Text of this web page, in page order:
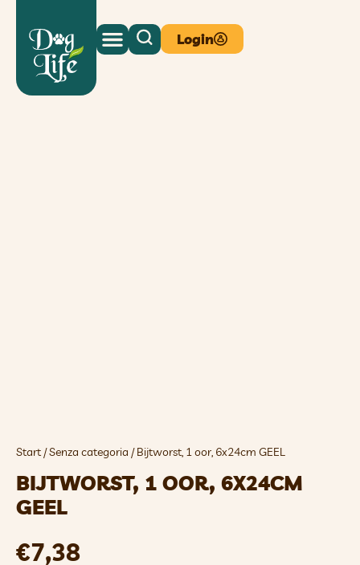
Login
Start/Senza categoria / Bijtworst, 1 oor, 6x24cm GEEL
BIJTWORST, 1 OOR, 6X24CM
GEEL
€7,38